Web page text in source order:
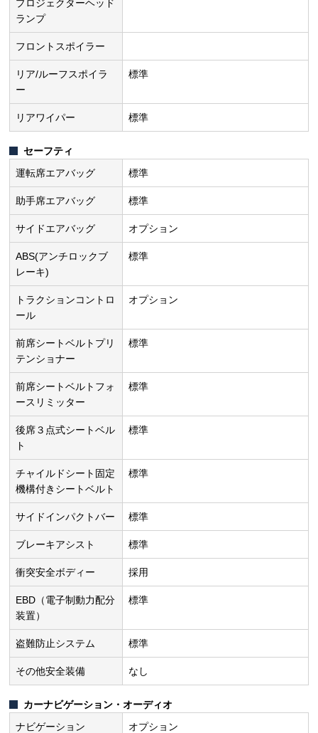
プロジェクターヘッド
ランプ
フロントスポイラー
リア/ルーフスポイラ
ー
標準
リアワイパー 標準
セーフティ
運転席エアバッグ
標準
助手席エアバッグ 標準
サイドエアバッグ オプション
ABS(アンチロックブ
レーキ)
標準
トラクションコントロ
ール
オプション
前席シートベルトプリ
テンショナー
標準
前席シートベルトフォ
ースリミッター
標準
後席３点式シートベル
ト
標準
チャイルドシート固定
機構付きシートベルト
標準
サイドインパクトバー 標準
ブレーキアシスト 標準
衝突安全ボディー 採用
EBD（電子制動力配分
装置）
標準
盗難防止システム 標準
その他安全装備 なし
カーナビゲーション・オーディオ
ナビゲーション
オプション